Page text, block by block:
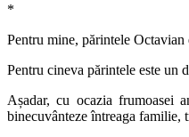
*
Pentru mine, părintele Octavian
Pentru cineva părintele este un
Așadar, cu ocazia frumoasei
binecuvânteze întreaga familie,